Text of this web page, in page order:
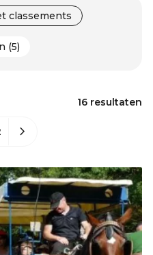
classements
(5)
16 resultaten